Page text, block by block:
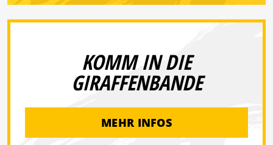
KOMM IN DIE
GIRAFFENBANDE
MEHR INFOS